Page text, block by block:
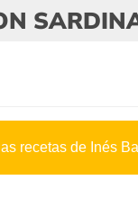
recetas de Inés